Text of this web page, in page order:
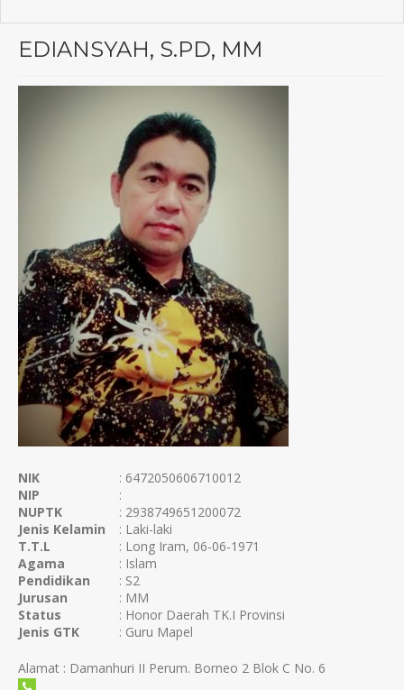
EDIANSYAH, S.PD, MM
NIK
: 6472050606710012
NIP
:
NUPTK
: 2938749651200072
Jenis Kelamin
: Laki-laki
T.T.L
: Long Iram, 06-06-1971
Agama
: Islam
Pendidikan
: S2
Jurusan
: MM
Status
: Honor Daerah TK.I Provinsi
Jenis GTK
: Guru Mapel
Alamat : Damanhuri II Perum. Borneo 2 Blok C No. 6